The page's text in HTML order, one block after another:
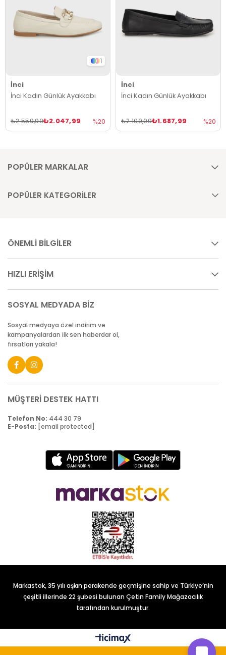
1
İnci
İnci Kadın Günlük Ayakkabı
₺2.047,99
₺2.559,99 %20
İnci
İnci Kadın Günlük Ayakkabı
₺1.687,99
₺2.109,99 %20
POPÜLER MARKALAR
POPÜLER KATEGORİLER
ÖNEMLİ BİLGİLER
HIZLI ERİŞİM
SOSYAL MEDYADA BİZ
Sosyal medyaya özel indirim ve
kampanyalardan ilk sen haberdar ol,
fırsatları yakala!
MÜŞTERİ DESTEK HATTI
Telefon No: 444 30 79
E-Posta: [email protected]
Markastok, 35 yılı aşkın perakende geçmişine sahip ve Türkiye’nin
çeşitli illerinde 22 şubesi bulunan Çetin Family Mağazacılık
tarafından kurulmuştur.